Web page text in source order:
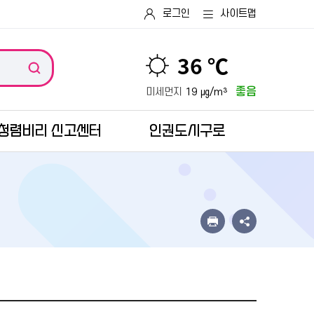
로그인 사이트맵
36 ℃
미세먼지 19 ㎍/m³ 좋음
렴비리 신고센터 인권도시구로